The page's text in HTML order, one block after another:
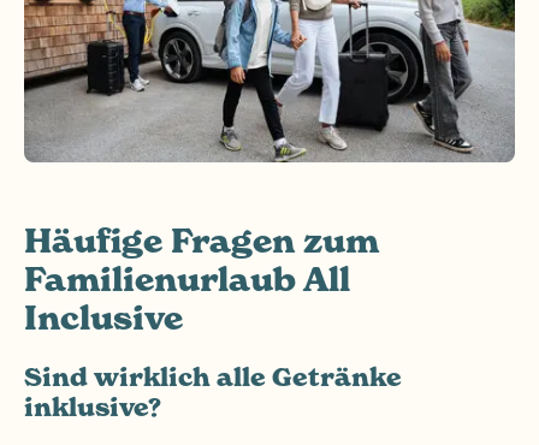
Häufige Fragen zum
Familienurlaub All
Inclusive
Sind wirklich alle Getränke
inklusive?